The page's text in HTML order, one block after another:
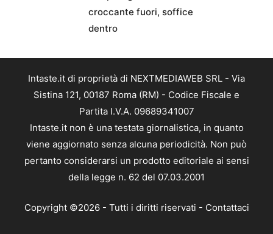
croccante fuori, soffice
dentro
Intaste.it di proprietà di NEXTMEDIAWEB SRL - Via
Sistina 121, 00187 Roma (RM) - Codice Fiscale e
Partita I.V.A. 09689341007
Intaste.it non è una testata giornalistica, in quanto
viene aggiornato senza alcuna periodicità. Non può
pertanto considerarsi un prodotto editoriale ai sensi
della legge n. 62 del 07.03.2001
Copyright ©2026 - Tutti i diritti riservati - Contattaci